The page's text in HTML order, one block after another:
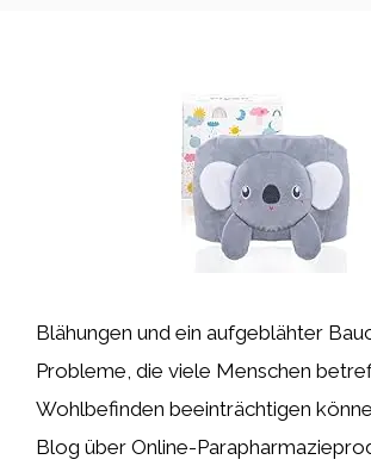
Blähungen und ein aufgeblähter
Probleme, die viele Menschen
Wohlbefinden beeinträchtigen
Blog über Online-